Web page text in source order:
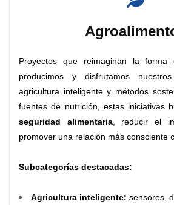
Proyectos que reimaginan la forma
producimos y disfrutamos
agricultura inteligente y métodos
fuentes de nutrición, estas iniciativas
seguridad alimentaria, reducir el
promover una relación más consciente
Subcategorías destacadas:
Agricultura inteligente: sensores,